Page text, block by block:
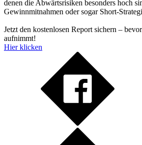
denen die Abwärtsrisiken besonders hoch
Gewinnmitnahmen oder sogar Short-
Jetzt den kostenlosen Report sichern –
aufnimmt!
Hier klicken